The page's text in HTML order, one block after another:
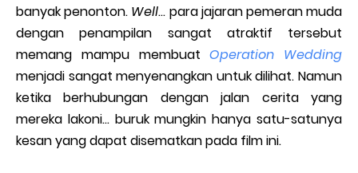
banyak penonton. Well… para jajaran pemeran muda
dengan penampilan sangat atraktif tersebut
memang mampu membuatOperation Wedding
menjadi sangat menyenangkan untuk dilihat. Namun
ketika berhubungan dengan jalan cerita yang
mereka lakoni… buruk mungkin hanya satu-satunya
kesan yang dapat disematkan pada film ini.